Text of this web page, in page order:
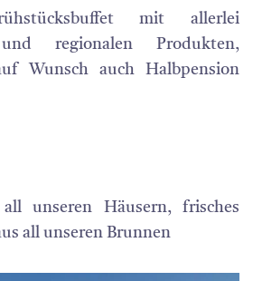
mit allerlei
und regionalen Produkten,
Wunsch auch Halbpension
unseren Häusern, frisches
all unseren Brunnen